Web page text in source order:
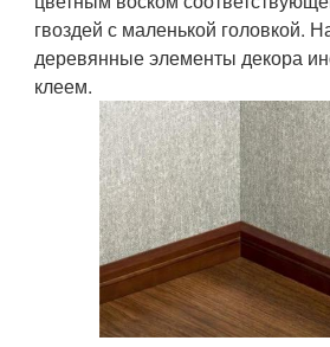
гвоздей с маленькой головкой.
деревянные элементы декора
клеем.